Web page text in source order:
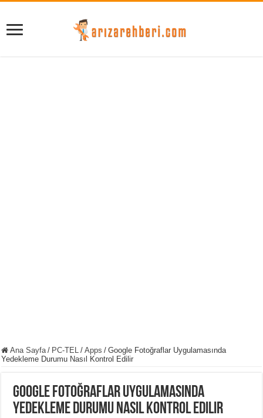
Ana Sayfa / PC-TEL / Apps / Google Fotoğraflar Uygulamasında
Yedekleme Durumu Nasıl Kontrol Edilir
Google Fotoğraflar Uygulamasında
Yedekleme Durumu Nasıl Kontrol Edilir